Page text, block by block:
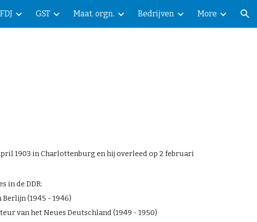
navigation
FDJ GST Maat. orgn. Bedrijven More
1903 in Charlottenburg en hij overleed op 2 februari
in de DDR:
(1945 - 1946)
van het Neues Deutschland (1949 - 1950)